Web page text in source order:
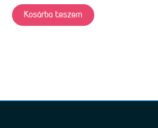
Kosárba teszem